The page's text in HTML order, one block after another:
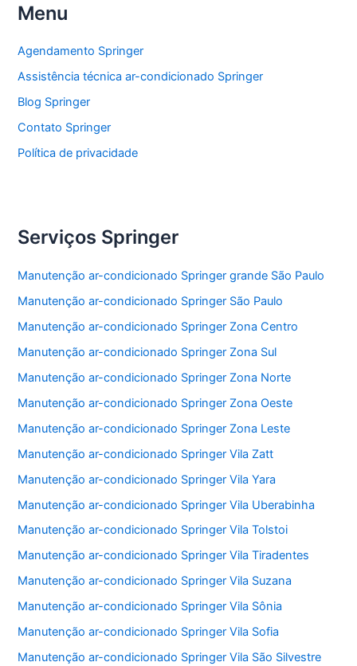
b
o
o
k
p
p
Menu
Agendamento Springer
Assistência técnica ar-condicionado Springer
Blog Springer
Contato Springer
Política de privacidade
Serviços Springer
Manutenção ar-condicionado Springer grande São Paulo
Manutenção ar-condicionado Springer São Paulo
Manutenção ar-condicionado Springer Zona Centro
Manutenção ar-condicionado Springer Zona Sul
Manutenção ar-condicionado Springer Zona Norte
Manutenção ar-condicionado Springer Zona Oeste
Manutenção ar-condicionado Springer Zona Leste
Manutenção ar-condicionado Springer Vila Zatt
Manutenção ar-condicionado Springer Vila Yara
Manutenção ar-condicionado Springer Vila Uberabinha
Manutenção ar-condicionado Springer Vila Tolstoi
Manutenção ar-condicionado Springer Vila Tiradentes
Manutenção ar-condicionado Springer Vila Suzana
Manutenção ar-condicionado Springer Vila Sônia
Manutenção ar-condicionado Springer Vila Sofia
Manutenção ar-condicionado Springer Vila São Silvestre